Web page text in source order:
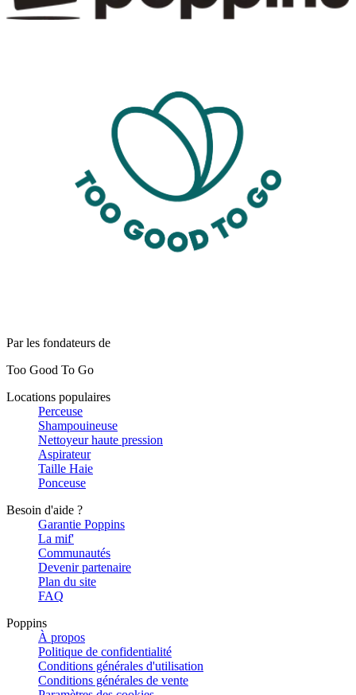
Par les fondateurs de
Too Good To Go
Locations populaires
Perceuse
Shampouineuse
Nettoyeur haute pression
Aspirateur
Taille Haie
Ponceuse
Besoin d'aide ?
Garantie Poppins
La mif'
Communautés
Devenir partenaire
Plan du site
FAQ
Poppins
À propos
Politique de confidentialité
Conditions générales d'utilisation
Conditions générales de vente